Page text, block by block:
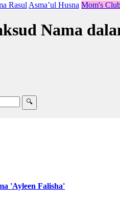
Rasul Asma’ul Husna Mom's
Nama
'Ayleen Falisha'